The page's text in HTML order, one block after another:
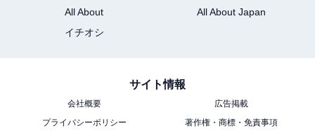
All About
All About Japan
イチオシ
サイト情報
会社概要
広告掲載
プライバシーポリシー
著作権・商標・免責事項